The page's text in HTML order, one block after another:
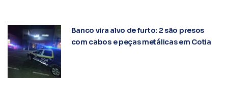
Banco vira alvo de furto: 2 são presos
com cabos e peças metálicas em Cotia